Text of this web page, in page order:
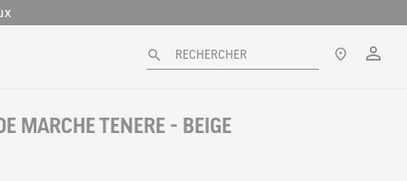
RECHERCHER Voir
MARCHE TENERE - BEIGE